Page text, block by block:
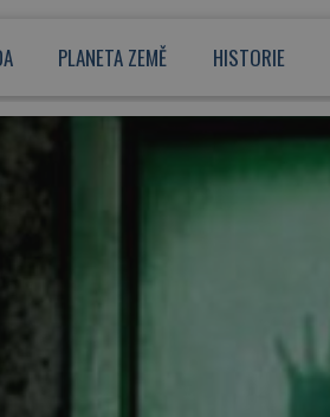
PLANETA ZEMĚ HISTORIE